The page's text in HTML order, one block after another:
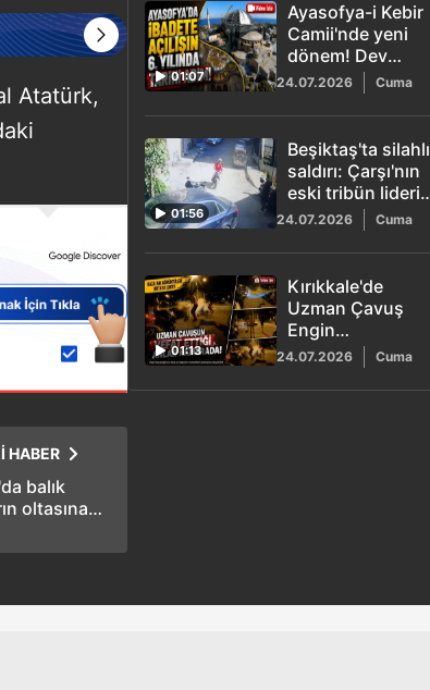
Atatürk,
HABER
balık
oltasına
01:07
Ayasofya-i Kebir
Camii'nde yeni
dönem! Dev
projede yeni
aşamaya geçildi
24.07.2026 Cuma
01:56
Beşiktaş'ta silahlı
saldırı: Çarşı'nın
eski tribün lideri
Kemal Ulhanlı
24.07.2026 Cuma
01:13
Kırıkkale'de
Uzman Çavuş
Engin
Keyvanoğlu'nun
kaybettiği
24.07.2026 Cuma